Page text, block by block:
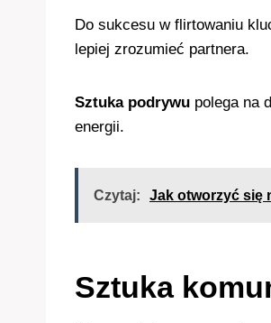
Do sukcesu w flirtowaniu
lepiej zrozumieć partnera.
Sztuka podrywu polega na
energii.
Czytaj: Jak otworzyć się
Sztuka